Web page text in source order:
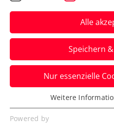
Alle
Speichern
Nur essenzielle
Essenziell
Essenzielle Cookies werden
Weitere
Powered by